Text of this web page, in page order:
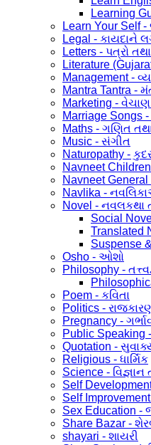
Learning
Learn Your Self
Legal - કાયદાને
Letters - પત્રો
Literature
Management -
Mantra Tantra -
Marketing -
Marriage Songs
Maths - ગણિત
Music - સંગીત
Naturopathy -
Navneet
Navneet
Navlika -
Novel - નવલકથા
Social
Translated
Suspense
Osho - ઓશો
Philosophy -
Poem - કવિતા
Politics -
Pregnancy -
Public Speaking
Quotation -
Religious - ધાર્મિક
Science - વિજ્ઞાન
Self
Self
Sex Education -
Share Bazar -
shayari - શાયરી